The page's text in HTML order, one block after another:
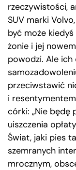
rzeczywistości,
SUV marki
być może
żonie i jej
powodzi. Ale
przeciwstawić
i
córki: „Nie będę
uiszczenia
Świat, jaki pies
szemranych
mrocznym,